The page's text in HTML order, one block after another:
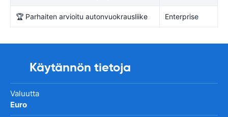
🏆 Parhaiten arvioitu autonvuokrausliike Enterprise
Käytännön tietoja
Valuutta
Euro